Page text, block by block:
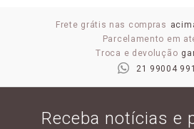
Frete grátis nas compras
Parcelamento em
Troca e devolução
21 99004
Receba notícias e